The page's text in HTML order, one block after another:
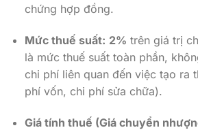
chứng hợp đồng.
Mức thuế suất: 2% trên giá trị
là mức thuế suất toàn phần,
chi phí liên quan đến việc tạo ra
phí vốn, chi phí sửa chữa).
Giá tính thuế (Giá chuyển